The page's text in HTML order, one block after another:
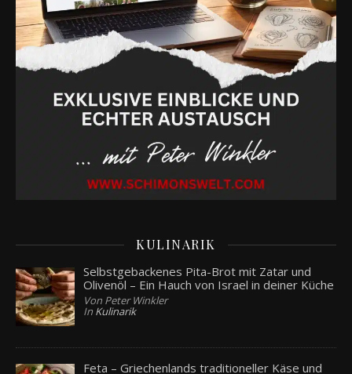
KULINARIK
Selbstgebackenes Pita-Brot mit Zatar und
Olivenöl – Ein Hauch von Israel in deiner Küche
Von Peter Winkler
In Kulinarik
Feta – Griechenlands traditioneller Käse und